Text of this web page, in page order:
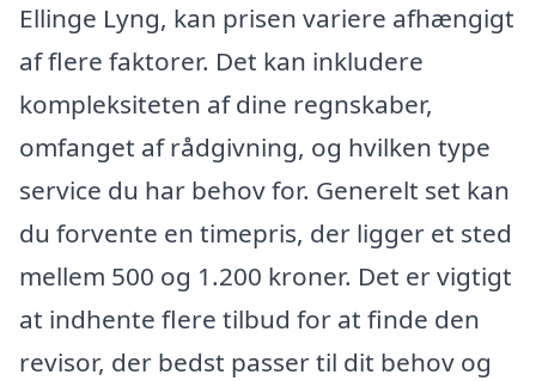
Ellinge Lyng, kan prisen variere afhængigt
af flere faktorer. Det kan inkludere
kompleksiteten af dine regnskaber,
omfanget af rådgivning, og hvilken type
service du har behov for. Generelt set kan
du forvente en timepris, der ligger et sted
mellem 500 og 1.200 kroner. Det er vigtigt
at indhente flere tilbud for at finde den
revisor, der bedst passer til dit behov og